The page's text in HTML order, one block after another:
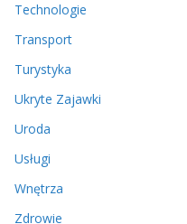
Technologie
Transport
Turystyka
Ukryte Zajawki
Uroda
Usługi
Wnętrza
Zdrowie